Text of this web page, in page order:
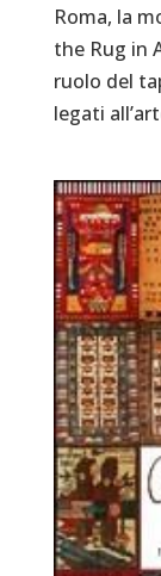
Roma, la
the Rug in
ruolo del
legati